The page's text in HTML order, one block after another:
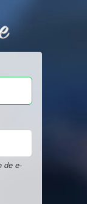
de e-